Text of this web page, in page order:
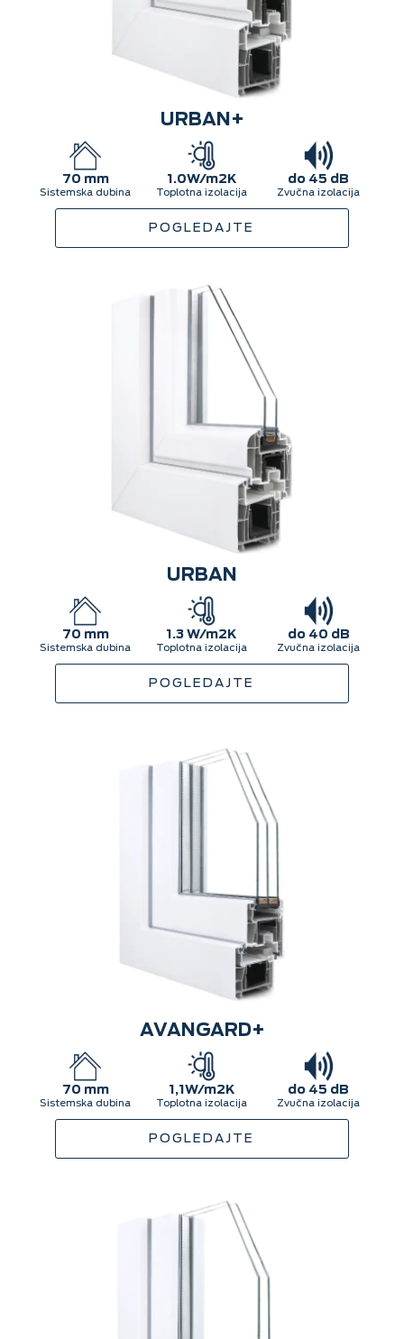
URBAN+
70 mm
Sistemska dubina
1.0W/m2K
Toplotna izolacija
do 45 dB
Zvučna izolacija
POGLEDAJTE
URBAN
70 mm
Sistemska dubina
1.3 W/m2K
Toplotna izolacija
do 40 dB
Zvučna izolacija
POGLEDAJTE
AVANGARD+
70 mm
Sistemska dubina
1,1W/m2K
Toplotna izolacija
do 45 dB
Zvučna izolacija
POGLEDAJTE